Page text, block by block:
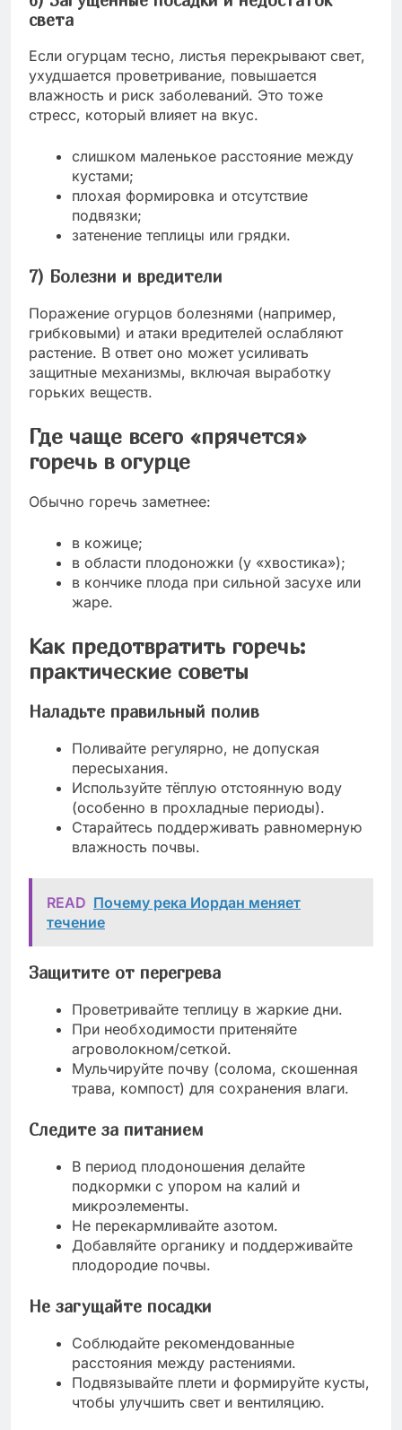
света
Если огурцам тесно, листья перекрывают свет,
ухудшается проветривание, повышается
влажность и риск заболеваний. Это тоже
стресс, который влияет на вкус.
слишком маленькое расстояние между
кустами;
плохая формировка и отсутствие
подвязки;
затенение теплицы или грядки.
7) Болезни и вредители
Поражение огурцов болезнями (например,
грибковыми) и атаки вредителей ослабляют
растение. В ответ оно может усиливать
защитные механизмы, включая выработку
горьких веществ.
Где чаще всего «прячется»
горечь в огурце
Обычно горечь заметнее:
в кожице;
в области плодоножки (у «хвостика»);
в кончике плода при сильной засухе или
жаре.
Как предотвратить горечь:
практические советы
Наладьте правильный полив
Поливайте регулярно, не допуская
пересыхания.
Используйте тёплую отстоянную воду
(особенно в прохладные периоды).
Старайтесь поддерживать равномерную
влажность почвы.
READ Почему река Иордан меняет
течение
Защитите от перегрева
Проветривайте теплицу в жаркие дни.
При необходимости притеняйте
агроволокном/сеткой.
Мульчируйте почву (солома, скошенная
трава, компост) для сохранения влаги.
Следите за питанием
В период плодоношения делайте
подкормки с упором на калий и
микроэлементы.
Не перекармливайте азотом.
Добавляйте органику и поддерживайте
плодородие почвы.
Не загущайте посадки
Соблюдайте рекомендованные
расстояния между растениями.
Подвязывайте плети и формируйте кусты,
чтобы улучшить свет и вентиляцию.